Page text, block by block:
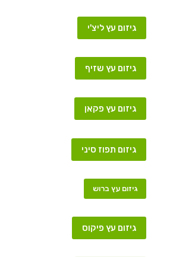
גיזום עץ ליצ'י
גיזום עץ שזיף
גיזום עץ פקאן
גיזום תפוז סיני
גיזום עץ ברוש
גיזום עץ פיקוס